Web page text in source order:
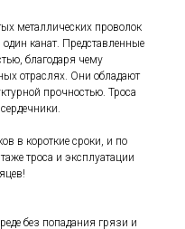
металлических проволок
канат. Представленные
благодаря чему
отраслях. Они обладают
прочностью. Троса
в короткие сроки, и по
троса и эксплуатации
без попадания грязи и